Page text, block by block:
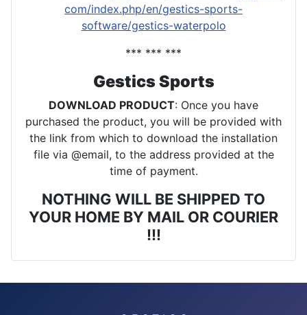
com/index.php/en/gestics-sports-
software/gestics-waterpolo
*** *** ***
Gestics Sports
DOWNLOAD PRODUCT: Once you have
purchased the product, you will be provided with
the link from which to download the installation
file via @email, to the address provided at the
time of payment.
NOTHING WILL BE SHIPPED TO
YOUR HOME BY MAIL OR COURIER
!!!